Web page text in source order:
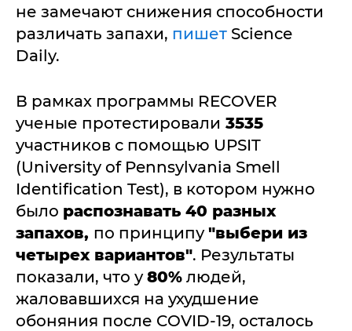
не замечают снижения способности
различать запахи, пишет Science
Daily.
В рамках программы RECOVER
ученые протестировали 3535
участников с помощью UPSIT
(University of Pennsylvania Smell
Identification Test), в котором нужно
было распознавать 40 разных
запахов, по принципу"выбери из
четырех вариантов". Результаты
показали, что у80% людей,
жаловавшихся на ухудшение
обоняния после COVID-19, осталось